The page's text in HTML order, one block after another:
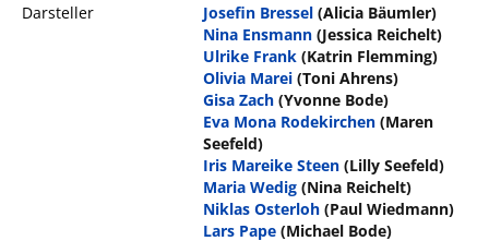
Darsteller
Josefin Bressel (Alicia Bäumler)
Nina Ensmann (Jessica Reichelt)
Ulrike Frank (Katrin Flemming)
Olivia Marei (Toni Ahrens)
Gisa Zach (Yvonne Bode)
Eva Mona Rodekirchen (Maren
Seefeld)
Iris Mareike Steen (Lilly Seefeld)
Maria Wedig (Nina Reichelt)
Niklas Osterloh (Paul Wiedmann)
Lars Pape (Michael Bode)